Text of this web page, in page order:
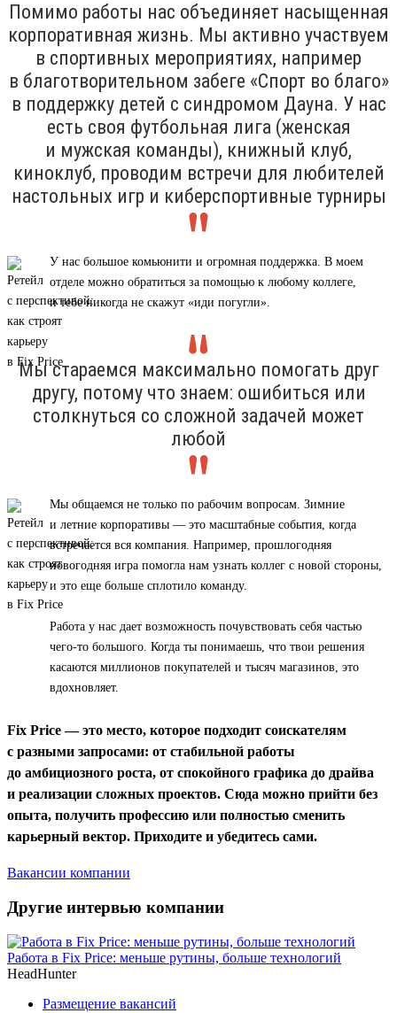
Помимо работы нас объединяет насыщенная
корпоративная жизнь. Мы активно участвуем
в спортивных мероприятиях, например
в благотворительном забеге «Спорт во благо»
в поддержку детей с синдромом Дауна. У нас
есть своя футбольная лига (женская
и мужская команды), книжный клуб,
киноклуб, проводим встречи для любителей
настольных игр и киберспортивные турниры
У нас большое комьюнити и огромная поддержка. В моем
отделе можно обратиться за помощью к любому коллеге,
и тебе никогда не скажут «иди погугли».
Мы стараемся максимально помогать друг
другу, потому что знаем: ошибиться или
столкнуться со сложной задачей может
любой
Мы общаемся не только по рабочим вопросам. Зимние
и летние корпоративы — это масштабные события, когда
встречается вся компания. Например, прошлогодняя
новогодняя игра помогла нам узнать коллег с новой стороны,
и это еще больше сплотило команду.
Работа у нас дает возможность почувствовать себя частью
чего-то большого. Когда ты понимаешь, что твои решения
касаются миллионов покупателей и тысяч магазинов, это
вдохновляет.
Fix Price — это место, которое подходит соискателям
с разными запросами: от стабильной работы
до амбициозного роста, от спокойного графика до драйва
и реализации сложных проектов. Сюда можно прийти без
опыта, получить профессию или полностью сменить
карьерный вектор. Приходите и убедитесь сами.
Вакансии компании
Другие интервью компании
Работа в Fix Price: меньше рутины, больше технологий
HeadHunter
Размещение вакансий